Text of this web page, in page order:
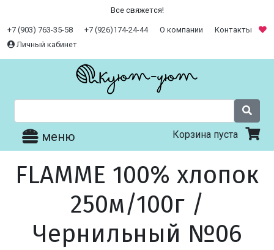
Все свяжется!
+7 (903) 763-35-58 +7 (926)174-24-44 О компании
Контакты
Личный кабинет
меню Корзина пуста
FLAMME 100% хлопок
250м/100г /
Чернильный №06